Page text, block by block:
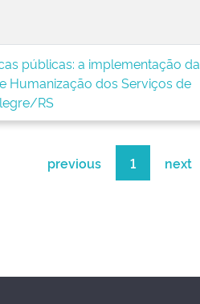
públicas: a implementação da
Humanização dos Serviços de
RS
previous 1 next